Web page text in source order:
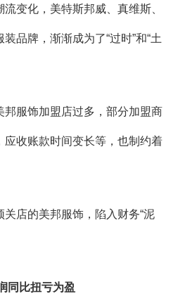
化，美特斯邦威、真维斯、
品牌，渐渐成为了“过时”和“土
服饰加盟店过多，部分加盟商
收账款时间变长等，也制约着
店的美邦服饰，陷入财务“泥
同比扭亏为盈